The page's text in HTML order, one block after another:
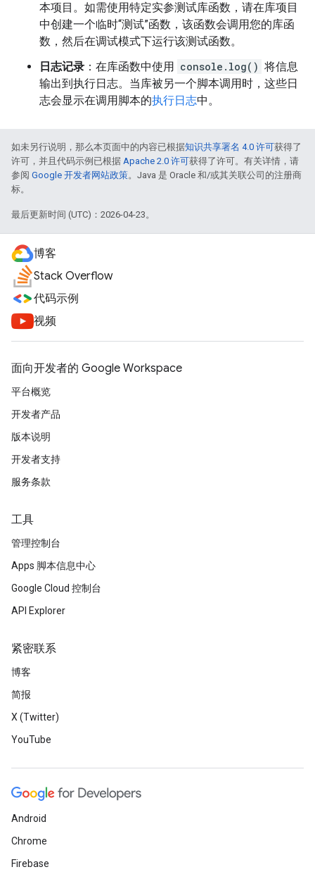
本项目。如需使用特定实参测试库函数，请在库项目
中创建一个临时“测试”函数，该函数会调用您的库函
数，然后在调试模式下运行该测试函数。
日志记录 ：在库函数中使用 console.log() 将信息
输出到执行日志。当库被另一个脚本调用时，这些日
志会显示在调用脚本的执行日志中。
如未另行说明，那么本页面中的内容已根据知识共享署名 4.0 许可获得了
许可，并且代码示例已根据 Apache 2.0 许可获得了许可。有关详情，请
参阅 Google 开发者网站政策。Java 是 Oracle 和/或其关联公司的注册商
标。
最后更新时间 (UTC)：2026-04-23。
博客
Stack Overflow
代码示例
视频
面向开发者的 Google Workspace
平台概览
开发者产品
版本说明
开发者支持
服务条款
工具
管理控制台
Apps 脚本信息中心
Google Cloud 控制台
API Explorer
紧密联系
博客
简报
X (Twitter)
YouTube
Android
Chrome
Firebase